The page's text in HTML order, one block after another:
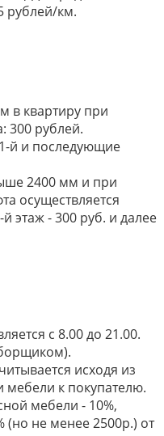
рублей/км.
в квартиру при
300 рублей.
й и последующие
2400 мм и при
осуществляется
этаж - 300 руб. и далее
с 8.00 до 21.00.
исходя из
мебели к покупателю.
мебели - 10%,
(но не менее 2500р.) от